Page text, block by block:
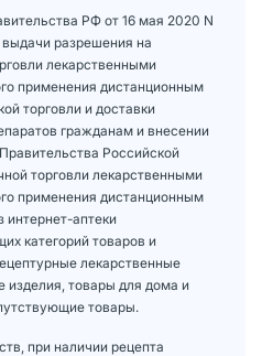
РФ от 16 мая 2020 N
разрешения на
лекарственными
применения дистанционным
торговли и доставки
гражданам и внесении
Российской
торговли лекарственными
применения дистанционным
интернет-аптеки
категорий товаров и
лекарственные
товары для дома и
товары.
при наличии рецепта